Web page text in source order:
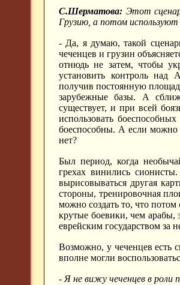
С.Шерматова: Этот
Грузию, а потом
- Да, я думаю, такой
чеченцев и грузин
отнюдь не затем, чтобы
установить контроль над
получив постоянную
зарубежные базы. А
существует, и при всей
использовать
боеспособны. А если можно
нет?
Был период, когда
грехах винились
вырисовываться другая
стороны, тренировочная
можно создать то, что
крутые боевики, чем арабы,
еврейским государством за
Возможно, у чеченцев есть
вполне могли
- Я не вижу чеченцев в